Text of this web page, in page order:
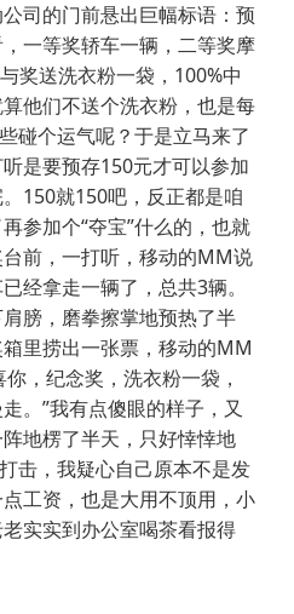
的门前悬出巨幅标语：预
一等奖轿车一辆，二等奖摩
奖送洗衣粉一袋，100%中
他们不送个洗衣粉，也是每
碰个运气呢？于是立马来了
是要预存150元才可以参加
150就150吧，反正都是咱
参加个“夺宝”什么的，也就
前，一打听，移动的MM说
经拿走一辆了，总共3辆。
膀，磨拳擦掌地预热了半
里捞出一张票，移动的MM
，纪念奖，洗衣粉一袋，
。”我有点傻眼的样子，又
地楞了半天，只好悻悻地
击，我疑心自己原本不是发
工资，也是大用不顶用，小
实实到办公室喝茶看报得